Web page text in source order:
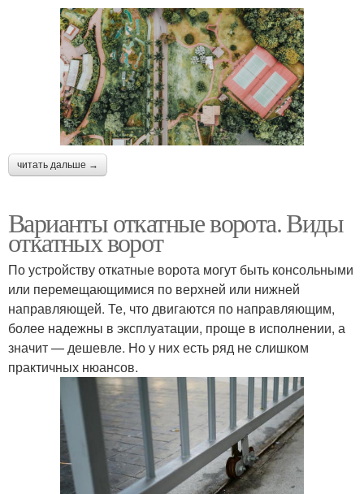
читать дальше →
Варианты откатные ворота. Виды
откатных ворот
По устройству откатные ворота могут быть консольными
или перемещающимися по верхней или нижней
направляющей. Те, что двигаются по направляющим,
более надежны в эксплуатации, проще в исполнении, а
значит — дешевле. Но у них есть ряд не слишком
практичных нюансов.